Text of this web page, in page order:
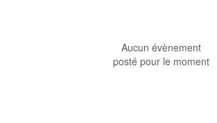
Aucun évènement
posté pour le moment